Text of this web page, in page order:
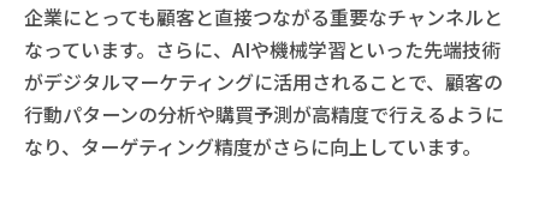
企業にとっても顧客と直接つながる重要なチャンネルと
なっています。さらに、AIや機械学習といった先端技術
がデジタルマーケティングに活用されることで、顧客の
行動パターンの分析や購買予測が高精度で行えるように
なり、ターゲティング精度がさらに向上しています。